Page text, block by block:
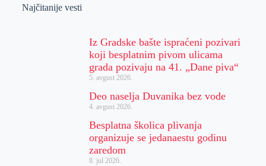
Najčitanije vesti
Iz Gradske bašte ispraćeni pozivari
koji besplatnim pivom ulicama
grada pozivaju na 41. „Dane piva“
5. avgust 2026.
Deo naselja Duvanika bez vode
4. avgust 2026.
Besplatna školica plivanja
organizuje se jedanaestu godinu
zaredom
8. jul 2026.